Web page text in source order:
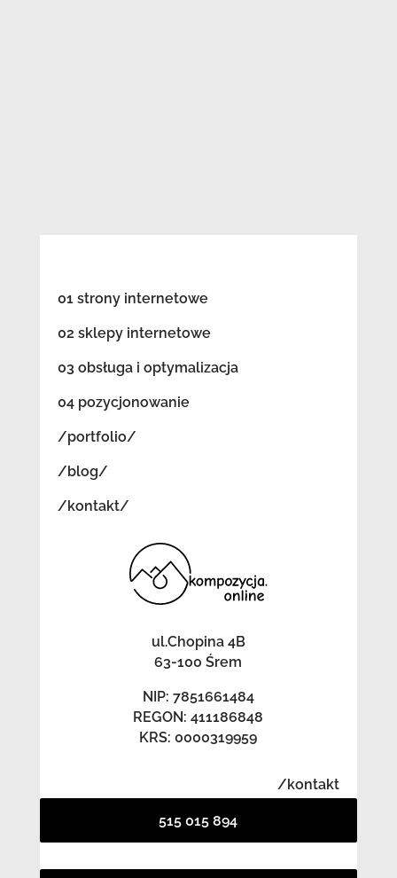
01 strony internetowe
02 sklepy internetowe
03 obsługa i optymalizacja
04 pozycjonowanie
/portfolio/
/blog/
/kontakt/
ul.Chopina 4B
63-100 Śrem
NIP: 7851661484
REGON: 411186848
KRS: 0000319959
/kontakt
515 015 894